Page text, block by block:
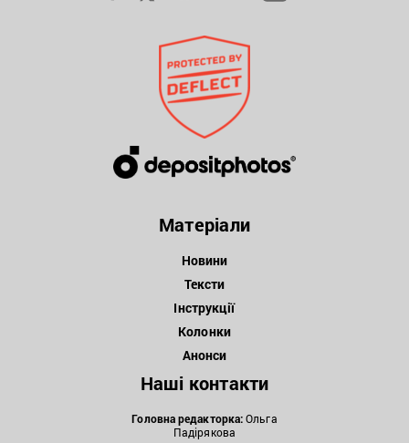
Матеріали
Новини
Тексти
Інструкції
Колонки
Анонси
Наші контакти
Головна редакторка:Ольга
Падірякова